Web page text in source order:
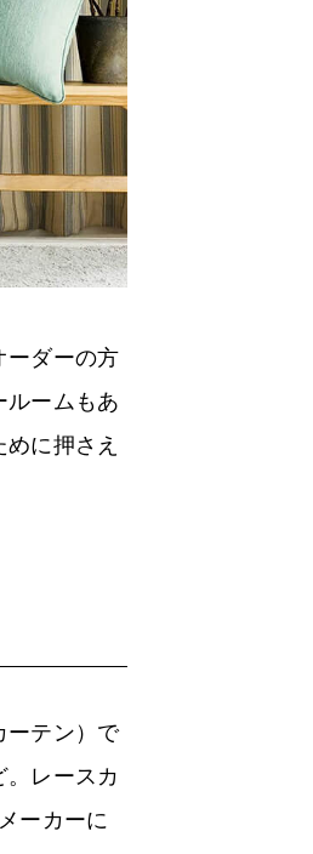
ーダーの方
ルームもあ
に押さえ
ーテン）で
レースカ
ーカーに